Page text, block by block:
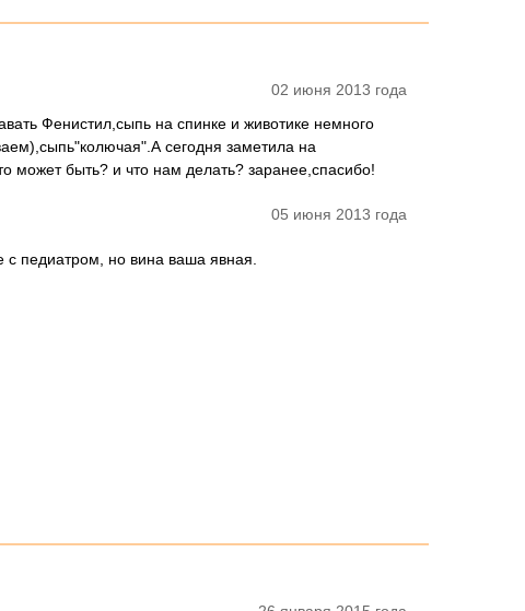
02 июня 2013 года
Фенистил,сыпь на спинке и животике немного
сегодня заметила на
может быть? и что нам делать? заранее,спасибо!
05 июня 2013 года
педиатром, но вина ваша явная.